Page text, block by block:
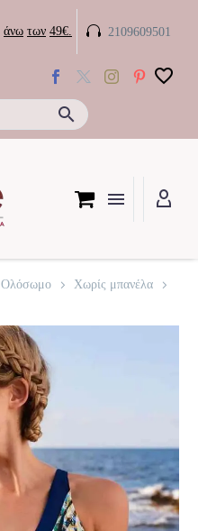
άνω των 49€. 
 2109609501
Ολόσωμο
Χωρίς μπανέλα